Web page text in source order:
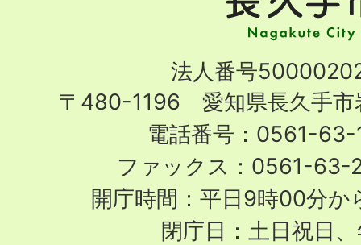
市
City
法人番号
〒480-1196 愛知県長久手市
電話番号：0561-63-
ファックス：0561-63-
開庁時間：平日9時00分か
閉庁日：土日祝日